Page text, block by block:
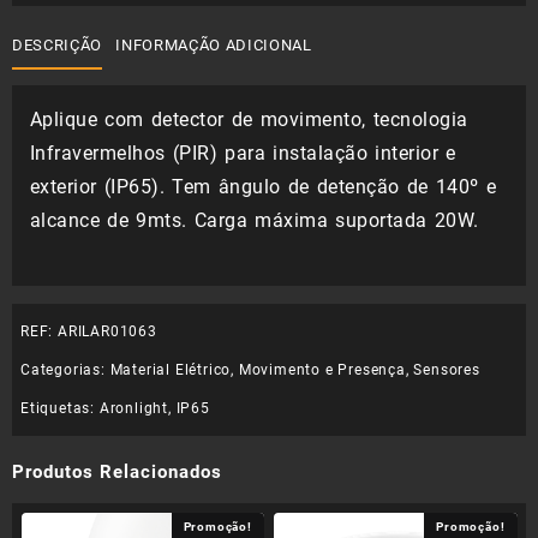
DESCRIÇÃO INFORMAÇÃO ADICIONAL
Aplique com detector de movimento, tecnologia
Infravermelhos (PIR) para instalação interior e
exterior (IP65). Tem ângulo de detenção de 140º e
alcance de 9mts. Carga máxima suportada 20W.
REF: ARILAR01063
Categorias: Material Elétrico, Movimento e Presença,Sensores
Etiquetas: Aronlight, IP65
Produtos Relacionados
Promoção! Promoção!